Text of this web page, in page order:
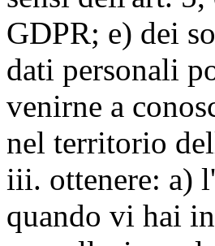
GDPR; e) dei
dati personali
venirne a
nel territorio
iii. ottenere: a)
quando vi hai